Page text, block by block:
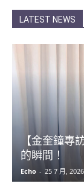
LATEST NEWS
【金奎鐘專
的瞬間！
Echo - 25 7 月, 2026